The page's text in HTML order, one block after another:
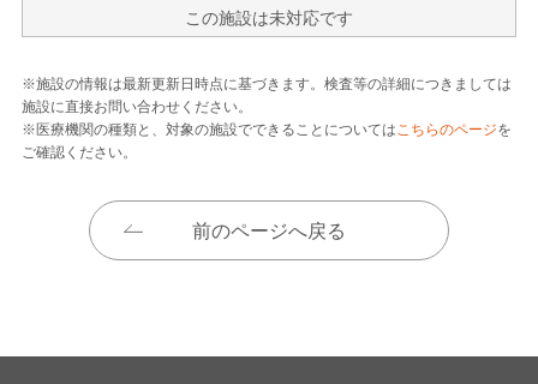
この施設は未対応です
※施設の情報は最新更新日時点に基づきます。検査等の詳細につきましては
施設に直接お問い合わせください。
※医療機関の種類と、対象の施設でできることについてはこちらのページを
ご確認ください。
前のページへ戻る